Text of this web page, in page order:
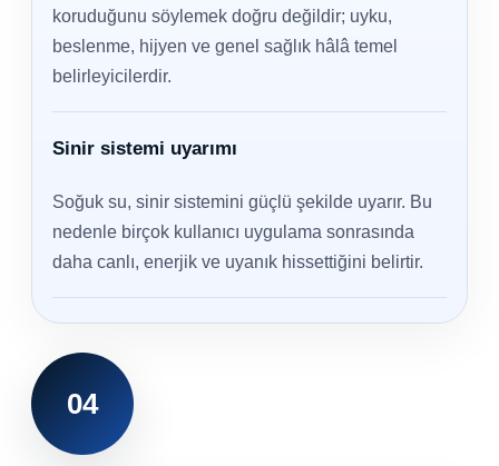
koruduğunu söylemek doğru değildir; uyku,
beslenme, hijyen ve genel sağlık hâlâ temel
belirleyicilerdir.
Sinir sistemi uyarımı
Soğuk su, sinir sistemini güçlü şekilde uyarır. Bu
nedenle birçok kullanıcı uygulama sonrasında
daha canlı, enerjik ve uyanık hissettiğini belirtir.
04